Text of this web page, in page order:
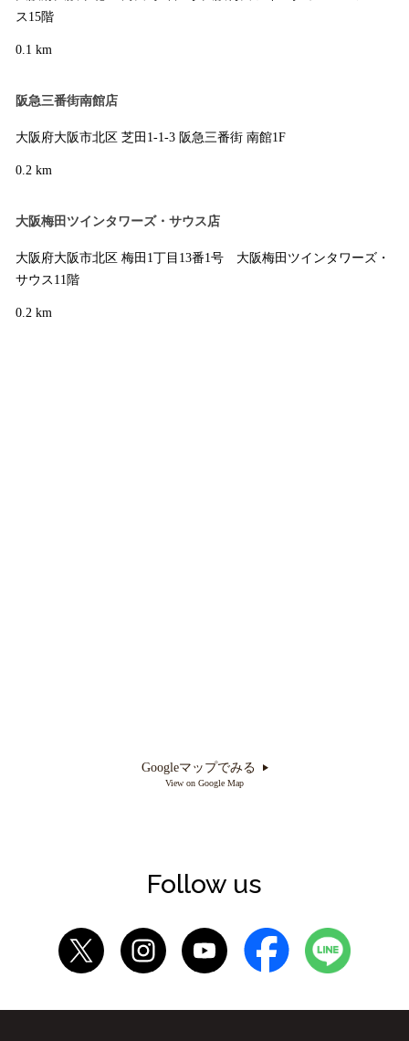
ス15階
0.1 km
阪急三番街南館店
大阪府大阪市北区 芝田1-1-3 阪急三番街 南館1F
0.2 km
大阪梅田ツインタワーズ・サウス店
大阪府大阪市北区 梅田1丁目13番1号 大阪梅田ツインタワーズ・
サウス​11階
0.2 km
Googleマップでみる
View on Google Map
Follow us